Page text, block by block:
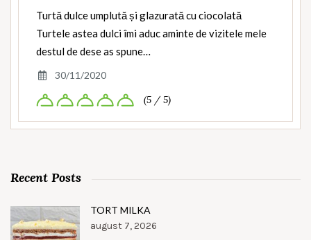
Turtă dulce umplută și glazurată cu ciocolată
Turtele astea dulci îmi aduc aminte de vizitele mele
destul de dese as spune…
30/11/2020
(5 / 5)
Recent Posts
TORT MILKA
august 7, 2026